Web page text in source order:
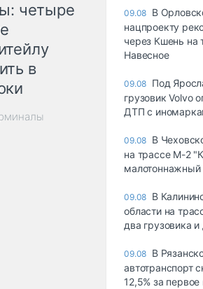
четыре
в
09.08 В
нацпроекту
через Кшень на
Навесное
09.08 Под
грузовик Volvo
ДТП с
09.08 В
на трассе М-2
малотоннажный
09.08 В
области на
два грузовика
09.08 В
автотранспорт
12,5% за первое